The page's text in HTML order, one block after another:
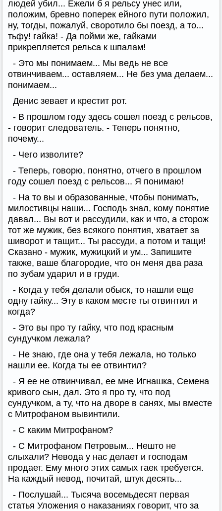
людей убил... Ежели б я рельсу унес или,
положим, бревно поперек ейного пути положил,
ну, тогды, пожалуй, своротило бы поезд, а то...
тьфу! гайка! - Да пойми же, гайками
прикрепляется рельса к шпалам!
- Это мы понимаем... Мы ведь не все
отвинчиваем... оставляем... Не без ума делаем...
понимаем...
Денис зевает и крестит рот.
- В прошлом году здесь сошел поезд с рельсов,
- говорит следователь. - Теперь понятно,
почему...
- Чего изволите?
- Теперь, говорю, понятно, отчего в прошлом
году сошел поезд с рельсов... Я понимаю!
- На то вы и образованные, чтобы понимать,
милостивцы наши... Господь знал, кому понятие
давал... Вы вот и рассудили, как и что, а сторож
тот же мужик, без всякого понятия, хватает за
шиворот и тащит... Ты рассуди, а потом и тащи!
Сказано - мужик, мужицкий и ум... Запишите
также, ваше благородие, что он меня два раза
по зубам ударил и в груди.
- Когда у тебя делали обыск, то нашли еще
одну гайку... Эту в каком месте ты отвинтил и
когда?
- Это вы про ту гайку, что под красным
сундучком лежала?
- Не знаю, где она у тебя лежала, но только
нашли ее. Когда ты ее отвинтил?
- Я ее не отвинчивал, ее мне Игнашка, Семена
кривого сын, дал. Это я про ту, что под
сундучком, а ту, что на дворе в санях, мы вместе
с Митрофаном вывинтили.
- С каким Митрофаном?
- С Митрофаном Петровым... Нешто не
слыхали? Невода у нас делает и господам
продает. Ему много этих самых гаек требуется.
На каждый невод, почитай, штук десять...
- Послушай... Тысяча восемьдесят первая
статья Уложения о наказаниях говорит, что за